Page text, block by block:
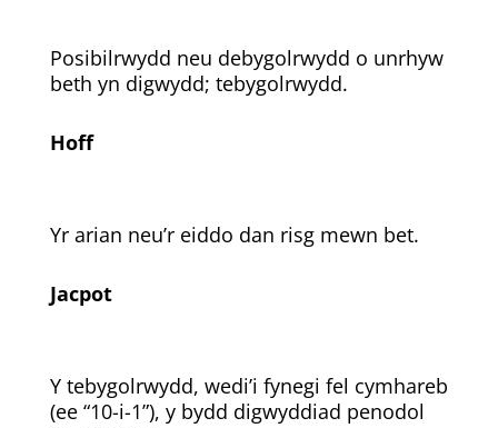
Posibilrwydd neu debygolrwydd o unrhyw
beth yn digwydd; tebygolrwydd.
Hoff
Yr arian neu’r eiddo dan risg mewn bet.
Jacpot
Y tebygolrwydd, wedi’i fynegi fel cymhareb
(ee “10-i-1”), y bydd digwyddiad penodol